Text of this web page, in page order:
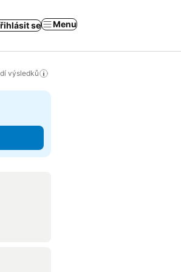
se Menu
výsledků